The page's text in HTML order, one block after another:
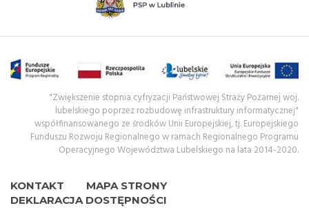
KONTAKT
MAPA STRONY
DEKLARACJA DOSTĘPNOŚCI
"Zwiększenie stopnia cyfryzacji Państwowej Straży Pożarnej woj.
lubelskiego poprzez rozbudowę infrastruktury informatycznej"
współfinansowanego ze środków Unii Europejskiej, tj. Europejskiego
Funduszu Rozwoju Regionalnego w ramach Regionalnego Programu
Operacyjnego Województwa Lubelskiego na lata 2014-2020.